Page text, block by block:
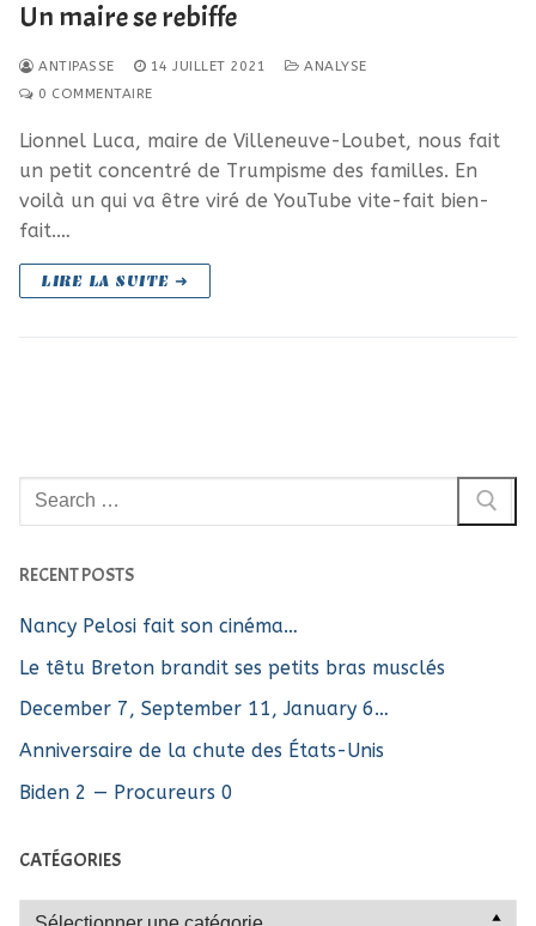
Un maire se rebiffe
ANTIPASSE 14 JUILLET 2021
ANALYSE
0 COMMENTAIRE
Lionnel Luca, maire de Villeneuve-Loubet, nous fait
un petit concentré de Trumpisme des familles. En
voilà un qui va être viré de YouTube vite-fait bien-
fait.…
LIRE LA SUITE ➜
Rechercher
:
RECENT POSTS
Nancy Pelosi fait son cinéma…
Le têtu Breton brandit ses petits bras musclés
December 7, September 11, January 6…
Anniversaire de la chute des États-Unis
Biden 2 — Procureurs 0
CATÉGORIES
Catégories